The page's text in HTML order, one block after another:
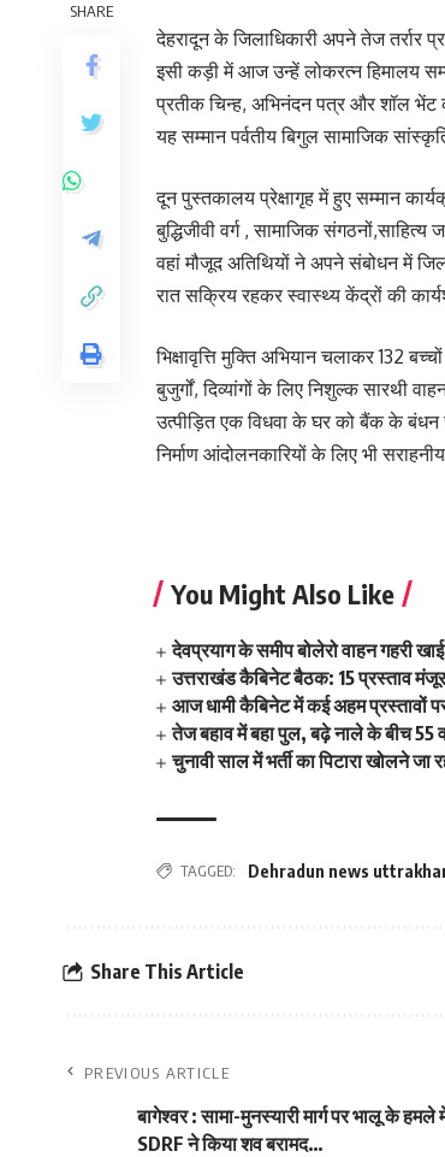
SHARE
देहरादून के जिलाधिकारी अपने तेज तर्रार
इसी कड़ी में आज उन्हें लोकरत्न हिमालय
प्रतीक चिन्ह, अभिनंदन पत्र और शॉल भेंट
यह सम्मान पर्वतीय बिगुल सामाजिक
दून पुस्तकालय प्रेक्षागृह में हुए सम्मान
बुद्धिजीवी वर्ग , सामाजिक
वहां मौजूद अतिथियों ने अपने संबोधन में
रात सक्रिय रहकर स्वास्थ्य केंद्रों की
भिक्षावृत्ति मुक्ति अभियान चलाकर 132
बुजुर्गों, दिव्यांगों के लिए निशुल्क सारथी
उत्पीड़ित एक विधवा के घर को बैंक के बंधन
निर्माण आंदोलनकारियों के लिए भी
You Might Also Like
देवप्रयाग के समीप बोलेरो वाहन गहरी
उत्तराखंड कैबिनेट बैठक: 15 प्रस्ताव
आज धामी कैबिनेट में कई अहम प्रस्तावों
तेज बहाव में बहा पुल, बढ़े नाले के बीच 55
चुनावी साल में भर्ती का पिटारा खोलने जा
TAGGED: Dehradun news
Share This Article
PREVIOUS ARTICLE
बागेश्वर : सामा-मुनस्यारी मार्ग पर भालू के
SDRF ने किया शव बरामद…